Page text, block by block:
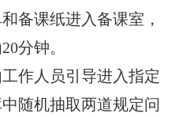
备课纸进入备课室，
分钟。
工作人员引导进入指定
随机抽取两道规定问